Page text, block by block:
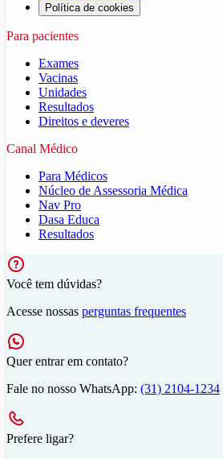
Política de cookies
Para pacientes
Exames
Vacinas
Unidades
Resultados
Direitos e deveres
Canal Médico
Para Médicos
Núcleo de Assessoria Médica
Nav Pro
Dasa Educa
Resultados
Você tem dúvidas?
Acesse nossas perguntas frequentes
Quer entrar em contato?
Fale no nosso WhatsApp: (31) 2104-1234
Prefere ligar?